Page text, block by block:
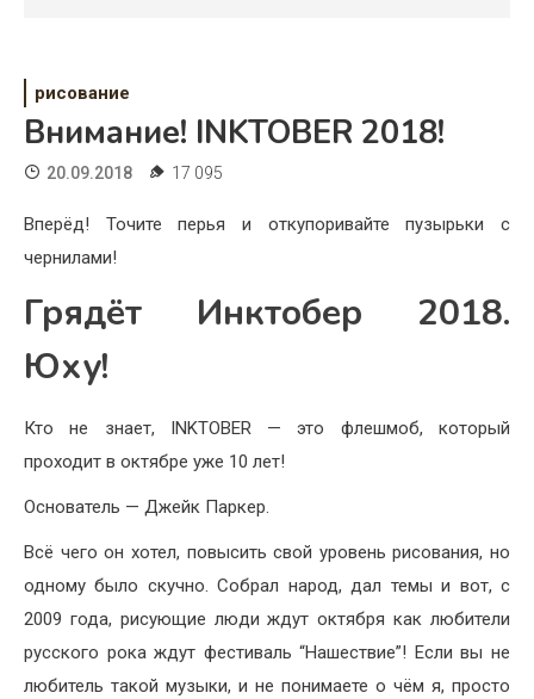
Свадьба
Дом
Жизнь
Хобби
Красота
Недвижимость
рисование
Внимание! INKTOBER 2018!
20.09.2018 17 095
Вперёд! Точите перья и откупоривайте пузырьки с
чернилами!
Грядёт Инктобер 2018.
Юху!
Кто не знает, INKTOBER — это флешмоб, который
проходит в октябре уже 10 лет!
Основатель — Джейк Паркер.
Всё чего он хотел, повысить свой уровень рисования, но
одному было скучно. Собрал народ, дал темы и вот, с
2009 года, рисующие люди ждут октября как любители
русского рока ждут фестиваль “Нашествие”! Если вы не
любитель такой музыки, и не понимаете о чём я, просто